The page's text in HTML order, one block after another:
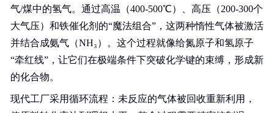
气/煤中的氢气。通过高温（400-500℃）、高压（200-300个
大气压）和铁催化剂的“魔法组合”，这两种惰性气体被激活
并结合成氨气（NH₃）。这个过程就像给氮原子和氢原子
“牵红线”，让它们在极端条件下突破化学键的束缚，形成新
的化合物。
现代工厂采用循环流程：未反应的气体被回收重新利用，